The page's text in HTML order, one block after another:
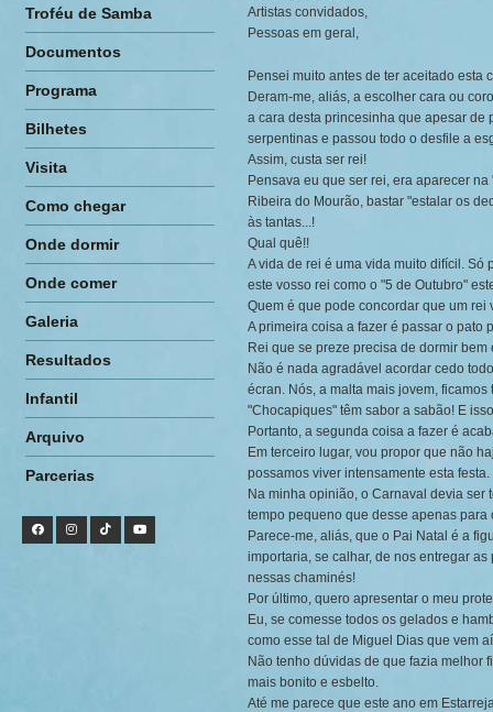
Troféu de Samba
Documentos
Programa
Bilhetes
Visita
Como chegar
Onde dormir
Onde comer
Galeria
Resultados
Infantil
Arquivo
Parcerias
Artistas convidados,
Pessoas em geral,
Pensei muito antes de ter aceitado esta
Deram-me, aliás, a escolher cara ou
a cara desta princesinha que apesar de
serpentinas e passou todo o desfile a
Assim, custa ser rei!
Pensava eu que ser rei, era aparecer
Ribeira do Mourão, bastar "estalar os
às tantas...!
Qual quê!!
A vida de rei é uma vida muito difícil.
este vosso rei como o "5 de Outubro"
Quem é que pode concordar que um
A primeira coisa a fazer é passar o pato
Rei que se preze precisa de dormir bem
Não é nada agradável acordar cedo
écran. Nós, a malta mais jovem,
"Chocapiques" têm sabor a sabão! E
Portanto, a segunda coisa a fazer é
Em terceiro lugar, vou propor que não
possamos viver intensamente esta festa.
Na minha opinião, o Carnaval devia
tempo pequeno que desse apenas
Parece-me, aliás, que o Pai Natal é a
importaria, se calhar, de nos entregar
nessas chaminés!
Por último, quero apresentar o meu
Eu, se comesse todos os gelados e
como esse tal de Miguel Dias que vem
Não tenho dúvidas de que fazia melhor
mais bonito e esbelto.
Até me parece que este ano em